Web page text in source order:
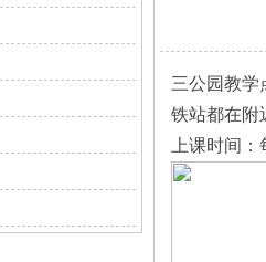
三公园教学
铁站都在附
上课时间